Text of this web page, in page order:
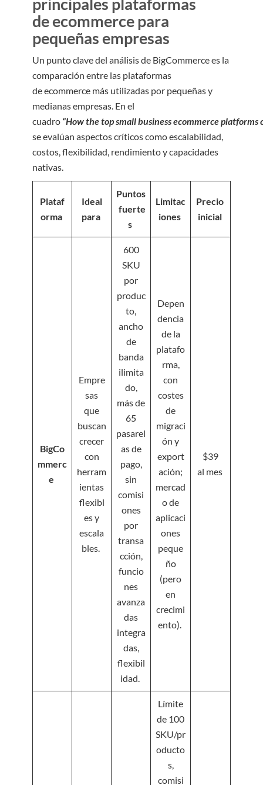
de ecommerce para
pequeñas empresas
Un punto clave del análisis de BigCommerce es la
comparación entre las plataformas
de ecommerce más utilizadas por pequeñas y
medianas empresas. En el
cuadro “How the top small business ecommerce platforms
se evalúan aspectos críticos como escalabilidad,
costos, flexibilidad, rendimiento y capacidades
nativas.
Plataf
orma
Ideal
para
Puntos
fuerte
s
Limitac
iones
Precio
inicial
BigCo
mmerc
e
Empre
sas
que
buscan
crecer
con
herram
ientas
flexibl
es y
escala
bles.
600
SKU
por
produc
to,
ancho
de
banda
ilimita
do,
más de
65
pasarel
as de
pago,
sin
comisi
ones
por
transa
cción,
funcio
nes
avanza
das
integra
das,
flexibil
idad.
Depen
dencia
de la
platafo
rma,
con
costes
de
migraci
ón y
export
ación;
mercad
o de
aplicaci
ones
peque
ño
(pero
en
crecimi
ento).
$39
al mes
Límite
de 100
SKU/pr
oducto
s,
comisi